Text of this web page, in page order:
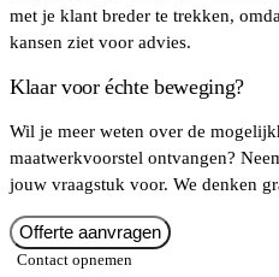
met je klant breder te trekken,
kansen ziet voor advies.
Klaar voor échte beweging?
Wil je meer weten over de
maatwerkvoorstel ontvangen?
jouw vraagstuk voor. We denken
Offerte aanvragen
Contact opnemen